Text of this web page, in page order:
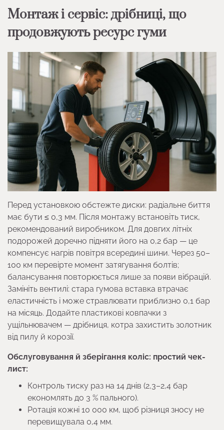
Монтаж і сервіс: дрібниці, що
продовжують ресурс гуми
Перед установкою обстежте диски: радіальне биття
має бути ≤ 0,3 мм. Після монтажу встановіть тиск,
рекомендований виробником. Для довгих літніх
подорожей доречно підняти його на 0,2 бар — це
компенсує нагрів повітря всередині шини. Через 50–
100 км перевірте момент затягування болтів;
балансування повторюється лише за появи вібрацій.
Замініть вентилі: стара гумова вставка втрачає
еластичність і може стравлювати приблизно 0,1 бар
на місяць. Додайте пластикові ковпачки з
ущільнювачем — дрібниця, котра захистить золотник
від пилу й корозії.
Обслуговування й зберігання коліс: простий чек-
лист:
Контроль тиску раз на 14 днів (2,3–2,4 бар
економлять до 3 % пального).
Ротація кожні 10 000 км, щоб різниця зносу не
перевищувала 0,4 мм.